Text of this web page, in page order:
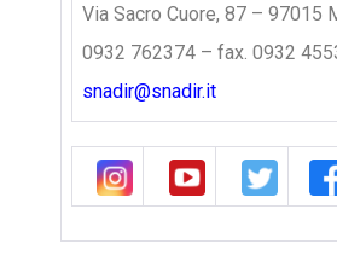
Via Sacro Cuore, 87 –
0932 762374 – fax. 0932
snadir@snadir.it